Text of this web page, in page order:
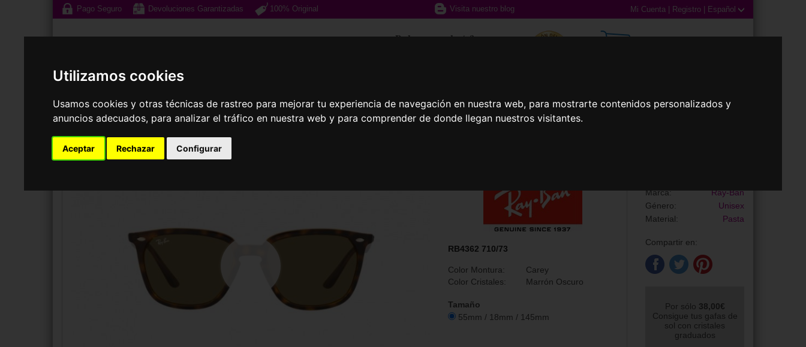
Utilizamos cookies
Usamos cookies y otras técnicas de rastreo para mejorar tu experiencia de navegación en nuestra web, para mostrarte contenidos personalizados y
anuncios adecuados, para analizar el tráfico en nuestra web y para comprender de donde llegan nuestros visitantes.
Aceptar Rechazar Configurar
Pago Seguro Devoluciones Garantizadas 100% Original Visita nuestro blog Mi Cuenta Registro Español
¿Podemos ayudarte?
Gafas de Sol Gafas Graduadas Gafas Deportivas Lentillas
GAFAS DE SOL RAY-BAN RB4362
RB4362 710/73
Color Montura:
Carey
Color Cristales:
Marrón Oscuro
Tamaño
55mm / 18mm / 145mm
Marca:
Ray-Ban
Género:
Unisex
Material:
Pasta
Compartir en:
Por sólo 38,00€
Consigue tus gafas de
sol con cristales
graduados